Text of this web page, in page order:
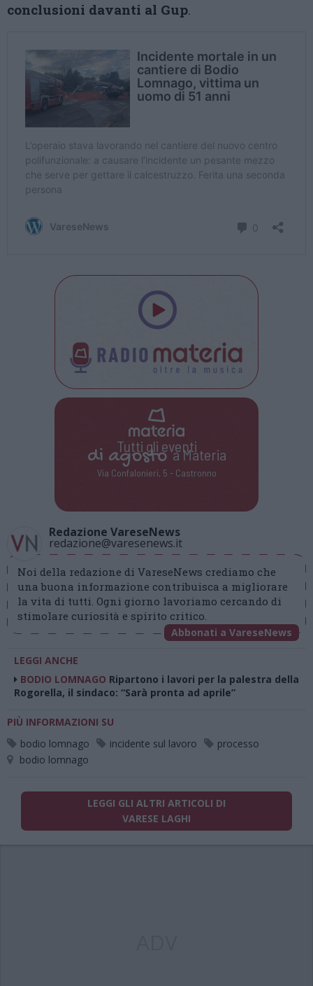
conclusioni davanti al Gup.
Tutti gli eventi
di agostoa Materia
Via Confalonieri, 5 - Castronno
Redazione VareseNews
redazione@varesenews.it
Noi della redazione di VareseNews crediamo che
una buona informazione contribuisca a migliorare
la vita di tutti. Ogni giorno lavoriamo cercando di
stimolare curiosità e spirito critico.
Abbonati a VareseNews
LEGGI ANCHE
BODIO LOMNAGO Ripartono i lavori per la palestra della
Rogorella, il sindaco: “Sarà pronta ad aprile”
PIÙ INFORMAZIONI SU
bodio lomnago
incidente sul lavoro
processo
bodio lomnago
LEGGI GLI ALTRI ARTICOLI DI
VARESE LAGHI